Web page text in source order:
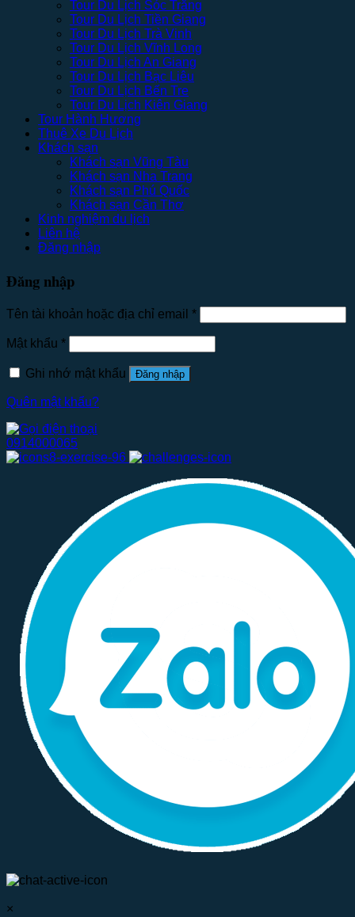
Tour Du Lịch Sóc Trăng
Tour Du Lịch Tiền Giang
Tour Du Lịch Trà Vinh
Tour Du Lịch Vĩnh Long
Tour Du Lịch An Giang
Tour Du Lịch Bạc Liêu
Tour Du Lịch Bến Tre
Tour Du Lịch Kiên Giang
Tour Hành Hương
Thuê Xe Du Lịch
Khách sạn
Khách sạn Vũng Tàu
Khách sạn Nha Trang
Khách sạn Phú Quốc
Khách sạn Cần Thơ
Kinh nghiệm du lịch
Liên hệ
Đăng nhập
Đăng nhập
Tên tài khoản hoặc địa chỉ email *
Mật khẩu *
Ghi nhớ mật khẩu Đăng nhập
Quên mật khẩu?
0914000065
×